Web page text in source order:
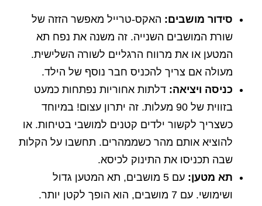
סידור מושבים: האקס-טרייל מאפשר הזזה של
שורת המושבים השנייה. זה משנה את נפח תא
המטען או את מרווח הרגליים לשורה השלישית.
מעולה אם צריך להכניס חבר נוסף של הילד.
כניסה ויציאה: דלתות אחוריות נפתחות כמעט
בזווית של 90 מעלות. זה יתרון עצום! במיוחד
כשצריך לקשור ילדים קטנים למושבי בטיחות. או
להוציא אותם מהר כשממהרים. תחשבו על הקלות
שבה תכניסו את התינוק לכיסא.
תא מטען:
עם 5 מושבים, תא המטען גדול
ושימושי. עם 7 מושבים, הוא הופך לקטן יותר.